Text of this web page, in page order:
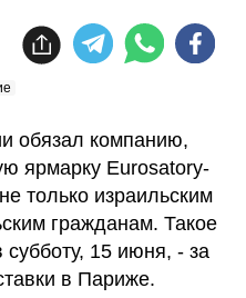
обязал компанию,
ярмарку Eurosatory-
только израильским
гражданам. Такое
15 июня, - за
в Париже.